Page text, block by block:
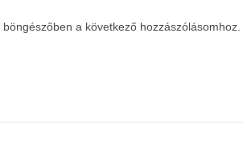
a következő hozzászólásomhoz.